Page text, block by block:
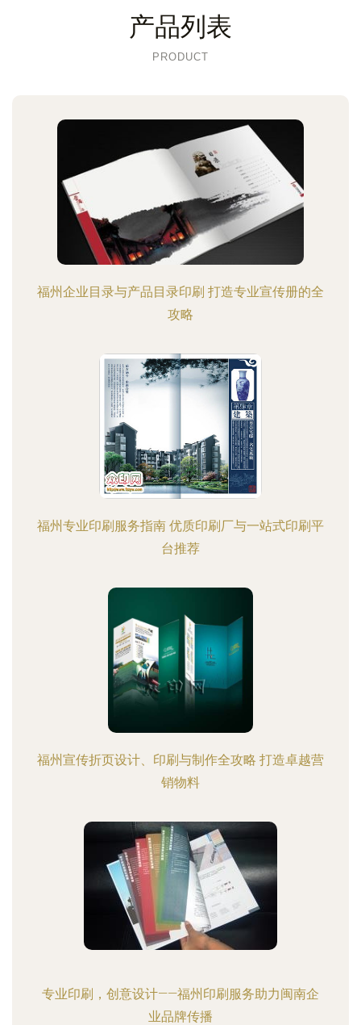
产品列表
PRODUCT
福州企业目录与产品目录印刷 打造专业宣传册的全
攻略
福州专业印刷服务指南 优质印刷厂与一站式印刷平
台推荐
福州宣传折页设计、印刷与制作全攻略 打造卓越营
销物料
专业印刷，创意设计——福州印刷服务助力闽南企
业品牌传播